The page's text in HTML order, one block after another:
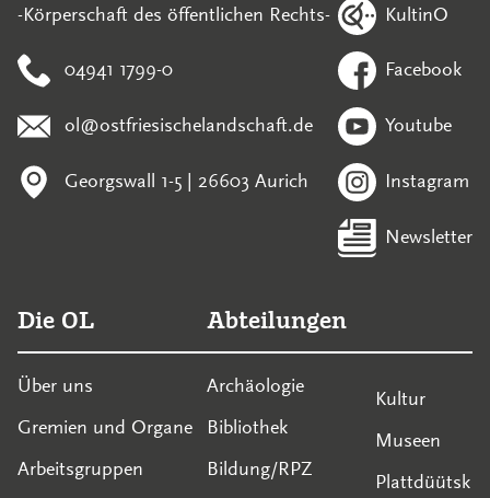
-Körperschaft des öffentlichen Rechts-
04941 1799-0
ol@ostfriesischelandschaft.de
Georgswall 1-5 | 26603 Aurich
KultinO
Facebook
Youtube
Instagram
Newsletter
Die OL
Über uns
Gremien und Organe
Arbeitsgruppen
Abteilungen
Archäologie
Bibliothek
Bildung/RPZ
Kultur
Museen
Plattdüütsk